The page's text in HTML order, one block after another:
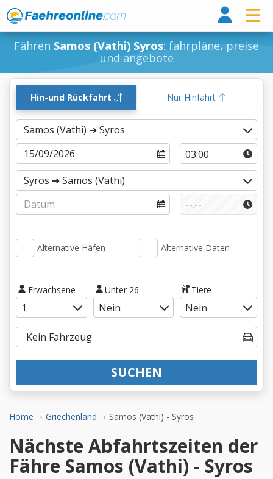
Fähren Samos (Vathi) Syros: fahrpläne, preise
und angebote
Home Griechenland Samos (Vathi) - Syros
Hin-und Rückfahrt Nur Hinfahrt
Alternative Häfen Alternative Daten
Erwachsene Unter 26 Tiere
SUCHEN
Nächste Abfahrtszeiten der
Fähre Samos (Vathi) - Syros